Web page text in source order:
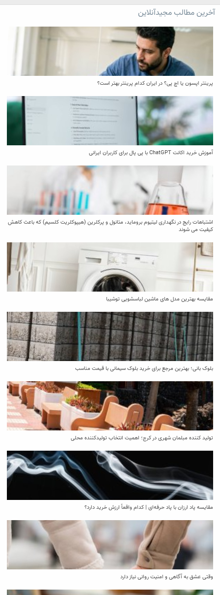
آخرین مطالب مجیدآنلاین
پرینتر اپسون یا اچ پی؟ در ایران کدام پرینتر بهتر است؟
آموزش خرید اکانت ChatGPT با پی پال برای کاربران ایرانی
اشتباهات رایج در نگهداری لیتیوم بروماید، متانول و پرکلرین (هیپوکلریت کلسیم) که باعث کاهش
کیفیت می‌ شوند
مقایسه بهترین مدل ‌های ماشین لباسشویی توشیبا
بلوک بانی؛ بهترین مرجع برای خرید بلوک سیمانی با قیمت مناسب
تولید کننده مبلمان شهری در کرج؛ اهمیت انتخاب تولیدکننده محلی
مقایسه پاد ارزان با پاد حرفه‌ای | کدام واقعاً ارزش خرید دارد؟
وقتی عشق به آگاهی و امنیت روانی نیاز دارد